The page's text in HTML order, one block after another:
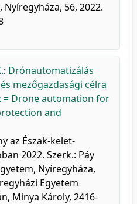
56, 2022.
: Drónautomatizálás
mezőgazdasági célra
= Drone automation for
and
az Észak-kelet-
2022. Szerk.: Páy
Nyíregyháza,
Egyetem
Minya Károly, 2416-